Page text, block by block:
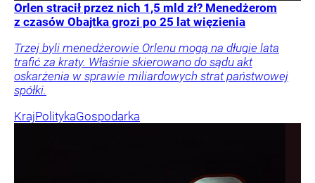
Orlen stracił przez nich 1,5 mld zł? Menedżerom
z czasów Obajtka grozi po 25 lat więzienia
Trzej byli menedżerowie Orlenu mogą na długie lata
trafić za kraty. Właśnie skierowano do sądu akt
oskarżenia w sprawie miliardowych strat państwowej
spółki.
KrajPolitykaGospodarka